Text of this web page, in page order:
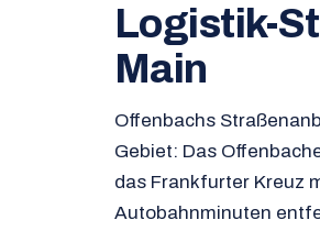
Logistik-
Main
Offenbachs
Gebiet: Das
das Frankfurter Kreuz
Autobahnminuten